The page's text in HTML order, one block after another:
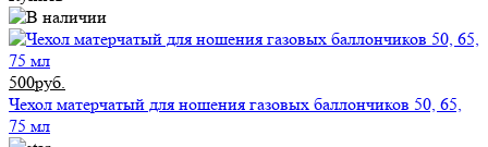
500руб.
Чехол матерчатый для ношения газовых баллончиков 50, 65,
75 мл